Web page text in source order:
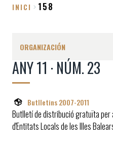
de
ayuda
a
la
navegación
INICI 158
ORGANIZACIÓN
ANY 11 · NÚM. 23
Butlletins 2007-2011
Butlletí de distribució gratuïta per
d'Entitats Locals de les Illes